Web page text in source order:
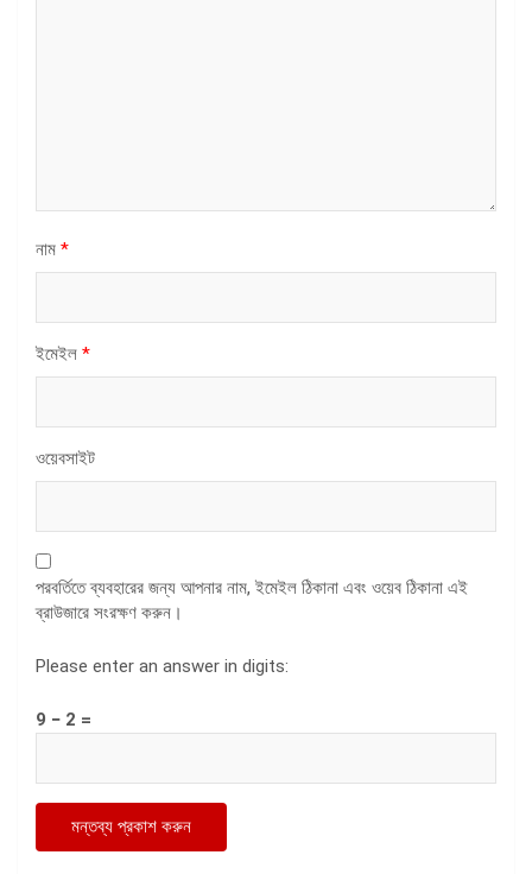
নাম *
ইমেইল *
ওয়েবসাইট
পরবর্তিতে ব্যবহারের জন্য আপনার নাম, ইমেইল ঠিকানা এবং ওয়েব ঠিকানা এই
ব্রাউজারে সংরক্ষণ করুন।
Please enter an answer in digits:
9 − 2 =